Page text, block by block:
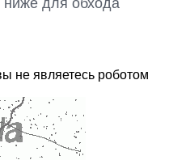
ниже для обхода
не являетесь роботом